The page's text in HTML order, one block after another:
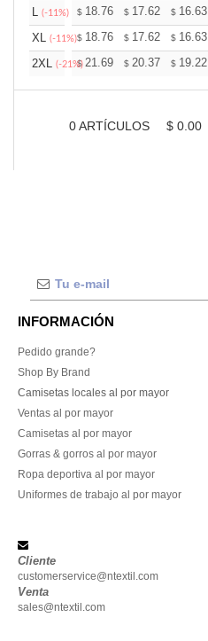
L (-11%) $ 18.76 $ 17.62 $ 16.63
XL (-11%)$ 18.76 $ 17.62 $ 16.63
2XL (-21%)
$21.69 $ 20.37 $ 19.22
0ARTÍCULOS $ 0.00
INFORMACIÓN
Pedido grande?
Shop By Brand
Camisetas locales al por mayor
Ventas al por mayor
Camisetas al por mayor
Gorras & gorros al por mayor
Ropa deportiva al por mayor
Uniformes de trabajo al por mayor
Cliente
customerservice@ntextil.com
Venta
sales@ntextil.com